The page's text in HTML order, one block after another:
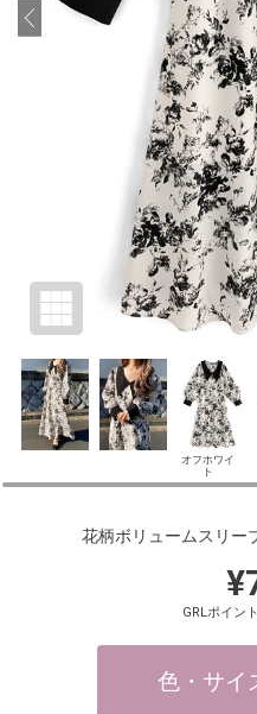
オフホワイ
ト
花柄ボリュームスリー
GRLポイン
色・サイ